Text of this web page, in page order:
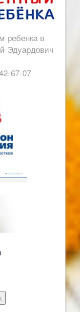
ребенка в
Эдуардович
67-07